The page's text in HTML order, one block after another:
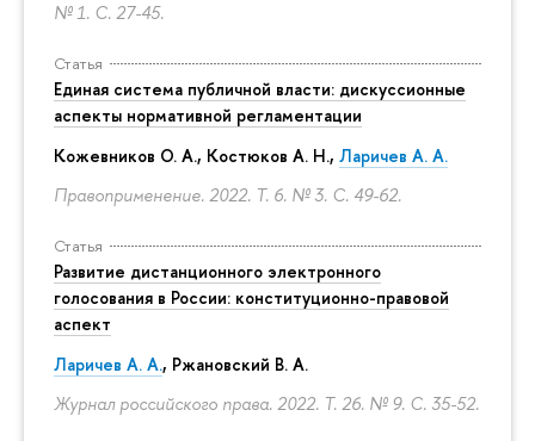
№ 1. С. 27-45.
Статья
Единая система публичной власти: дискуссионные
аспекты нормативной регламентации
Кожевников О. А., Костюков А. Н., Ларичев А. А.
Правоприменение. 2022. Т. 6. № 3. С. 49-62.
Статья
Развитие дистанционного электронного
голосования в России: конституционно-правовой
аспект
Ларичев А. А., Ржановский В. А.
Журнал российского права. 2022. Т. 26. № 9. С. 35-52.